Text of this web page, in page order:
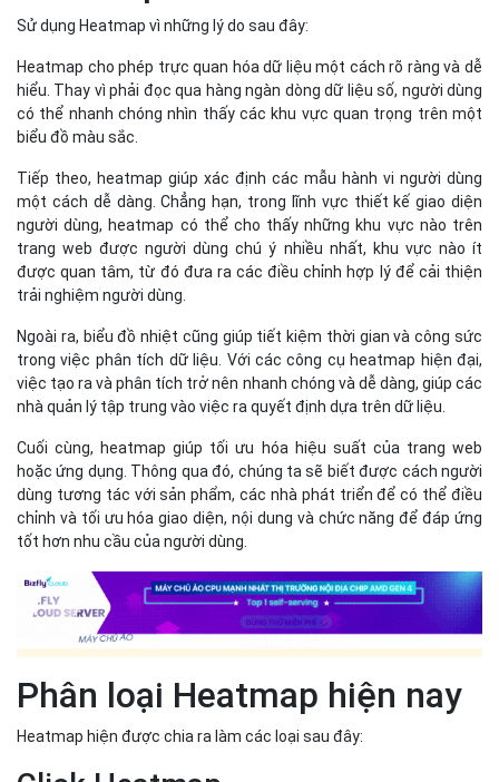
được quan tâm, từ đó đưa ra các điều chỉnh hợp lý để cải thiện
trải nghiệm người dùng.
Ngoài ra, biểu đồ nhiệt cũng giúp tiết kiệm thời gian và công sức
trong việc phân tích dữ liệu. Với các công cụ heatmap hiện đại,
việc tạo ra và phân tích trở nên nhanh chóng và dễ dàng, giúp các
Cuối cùng, heatmap giúp tối ưu hóa hiệu suất của trang web
hoặc ứng dụng. Thông qua đó, chúng ta sẽ biết được cách người
dùng tương tác với sản phẩm, các nhà phát triển để có thể điều
chỉnh và tối ưu hóa giao diện, nội dung và chức năng để đáp ứng
tốt hơn nhu cầu của người dùng.
Phân loại Heatmap hiện nay
Heatmap hiện được chia ra làm các loại sau đây:
Click Heatmap
Click heatmap hiển thị các vị trí mà người dùng đã click vào trên
trang web. Loại heatmap này giúp xác định các khu vực phổ biến
mà người dùng tương tác, từ đó giúp tối ưu hóa bố cục và nội
dung của trang web. Click heatmap thường được sử dụng để xác
định các vấn đề về trải nghiệm người dùng, chẳng hạn như các
liên kết bị bỏ qua hoặc các nút không hoạt động như mong đợi.
Attention Heatmap
Attention heatmap cho thấy các khu vực trên trang web nhận